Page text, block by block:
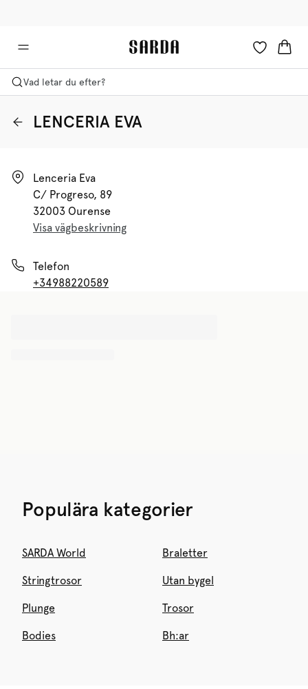
Vad letar du efter?
LENCERIA EVA
Lenceria Eva
C/ Progreso, 89
32003 Ourense
Visa vägbeskrivning
Telefon
+34988220589
Populära kategorier
SARDA World Braletter
Stringtrosor Utan bygel
Plunge Trosor
Bodies Bh:ar